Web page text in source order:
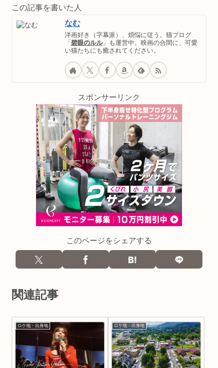
この記事を書いた人
なむ
洋画好き（字幕派）、煩悩に従う。猫ブログ
「 碧眼のルル」も運営中。映画の合間に、可愛
い猫たちにも癒されてください。
スポンサーリンク
このページをシェアする
関連記事
ロケ地・出身地 ロケ地・出身地